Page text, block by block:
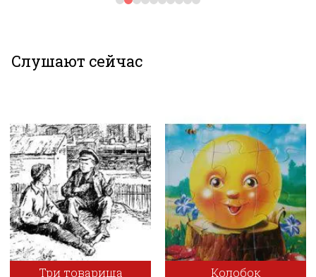
Слушают сейчас
Три товарища Колобок